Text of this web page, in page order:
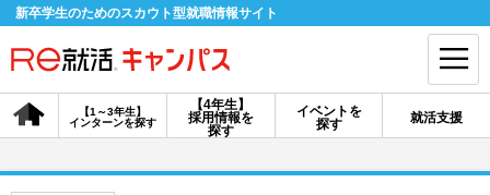
新卒学生のためのスカウト型就職情報サイト
【4年生】
採用情報を
探す
【1～3年生】
インターンを探す
イベントを
探す
就活支援
会員登録 ログイン